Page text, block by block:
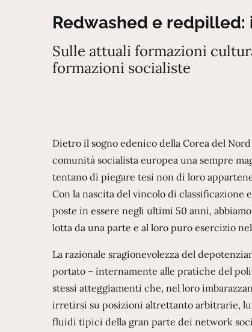
Redwashed e redpilled:
Sulle attuali formazioni
formazioni socialiste
Dietro il sogno edenico della Corea del
comunità socialista europea una sempre
tentano di piegare tesi non di loro
Con la nascita del vincolo di
poste in essere negli ultimi 50 anni,
lotta da una parte e al loro puro esercizio
La razionale sragionevolezza del
portato – internamente alle pratiche del
stessi atteggiamenti che, nel loro
irretirsi su posizioni altrettanto arbitrarie,
fluidi tipici della gran parte dei network